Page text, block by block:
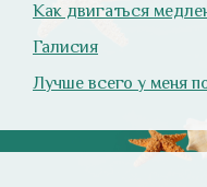
Как двигаться
Галисия
Лучше всего у меня